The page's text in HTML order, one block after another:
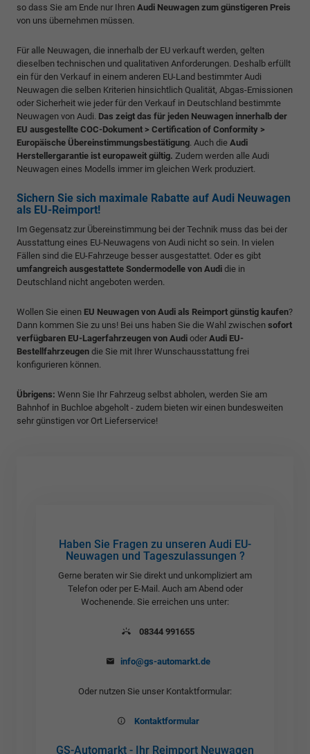
so dass Sie am Ende nur Ihren Audi Neuwagen zum günstigeren Preis
von uns übernehmen müssen.
Für alle Neuwagen, die innerhalb der EU verkauft werden, gelten
dieselben technischen und qualitativen Anforderungen. Deshalb erfüllt
ein für den Verkauf in einem anderen EU-Land bestimmter Audi
Neuwagen die selben Kriterien hinsichtlich Qualität, Abgas-Emissionen
oder Sicherheit wie jeder für den Verkauf in Deutschland bestimmte
Neuwagen von Audi. Das zeigt das für jeden Neuwagen innerhalb der
EU ausgestellte COC-Dokument > Certification of Conformity >
Europäische Übereinstimmungsbestätigung . Auch die Audi
Herstellergarantie ist europaweit gültig. Zudem werden alle Audi
Neuwagen eines Modells immer im gleichen Werk produziert.
Sichern Sie sich maximale Rabatte auf Audi Neuwagen
als EU-Reimport!
Im Gegensatz zur Übereinstimmung bei der Technik muss das bei der
Ausstattung eines EU-Neuwagens von Audi nicht so sein. In vielen
Fällen sind die EU-Fahrzeuge besser ausgestattet. Oder es gibt
umfangreich ausgestattete Sondermodelle von Audi die in
Deutschland nicht angeboten werden.
Wollen Sie einen EU Neuwagen von Audi als Reimport günstig kaufen?
Dann kommen Sie zu uns! Bei uns haben Sie die Wahl zwischen sofort
verfügbaren EU-Lagerfahrzeugen von Audi oder Audi EU-
Bestellfahrzeugen die Sie mit Ihrer Wunschausstattung frei
konfigurieren können.
Übrigens: Wenn Sie Ihr Fahrzeug selbst abholen, werden Sie am
Bahnhof in Buchloe abgeholt - zudem bieten wir einen bundesweiten
sehr günstigen vor Ort Lieferservice!
Haben Sie Fragen zu unseren Audi EU-
Neuwagen und Tageszulassungen ?
Gerne beraten wir Sie direkt und unkompliziert am
Telefon oder per E-Mail. Auch am Abend oder
Wochenende. Sie erreichen uns unter:
08344 991655
info@gs-automarkt.de
Oder nutzen Sie unser Kontaktformular:
Kontaktformular
GS-Automarkt - Ihr Reimport Neuwagen